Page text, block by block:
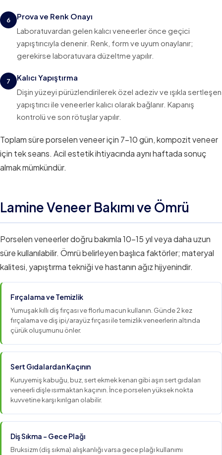
6
Prova ve Renk Onayı
Laboratuvardan gelen kalıcı veneerler önce geçici
yapıştırıcıyla denenir. Renk, form ve uyum onaylanır;
gerekirse laboratuvara düzeltme yapılır.
7
Kalıcı Yapıştırma
Dişin yüzeyi pürüzlendirilerek özel adeziv ve ışıkla sertleşen
yapıştırıcı ile veneerler kalıcı olarak bağlanır. Kapanış
kontrolü ve son rötuşlar yapılır.
Toplam süre porselen veneer için 7–10 gün, kompozit veneer
için tek seans. Acil estetik ihtiyacında aynı haftada sonuç
almak mümkündür.
Lamine Veneer Bakımı ve Ömrü
Porselen veneerler doğru bakımla 10–15 yıl veya daha uzun
süre kullanılabilir. Ömrü belirleyen başlıca faktörler; materyal
kalitesi, yapıştırma tekniği ve hastanın ağız hijyenindir.
Fırçalama ve Temizlik
Yumuşak kıllı diş fırçası ve florlu macun kullanın. Günde 2 kez
fırçalama ve diş ipi/arayüz fırçası ile temizlik veneerlerin altında
çürük oluşumunu önler.
Sert Gıdalardan Kaçının
Kuruyemiş kabuğu, buz, sert ekmek kenarı gibi aşırı sert gıdaları
veneerli dişle ısırmaktan kaçının. İnce porselen yüksek nokta
kuvvetine karşı kırılgan olabilir.
Diş Sıkma – Gece Plağı
Bruksizm (diş sıkma) alışkanlığı varsa gece plağı kullanımı